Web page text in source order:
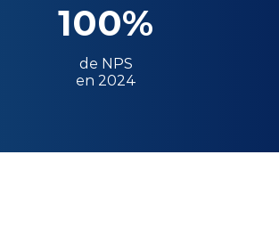
100%
de NPS
en 2024